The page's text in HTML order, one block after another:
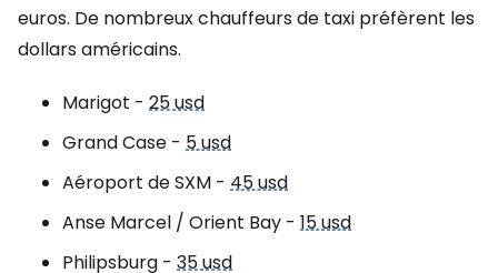
euros. De nombreux chauffeurs de taxi préfèrent les
dollars américains.
Marigot - 25 usd
Grand Case - 5 usd
Aéroport de SXM - 45 usd
Anse Marcel / Orient Bay - 15 usd
Philipsburg - 35 usd